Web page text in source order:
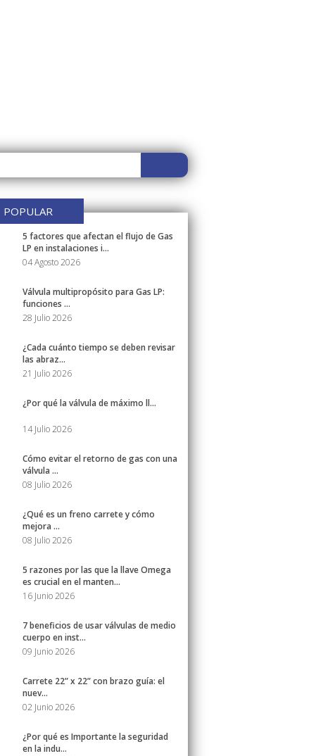
POPULAR
5 factores que afectan el flujo de Gas
LP en instalaciones i...
04 Agosto 2026
Válvula multipropósito para Gas LP:
funciones ...
28 Julio 2026
¿Cada cuánto tiempo se deben revisar
las abraz...
21 Julio 2026
¿Por qué la válvula de máximo ll...
14 Julio 2026
Cómo evitar el retorno de gas con una
válvula ...
08 Julio 2026
¿Qué es un freno carrete y cómo
mejora ...
08 Julio 2026
5 razones por las que la llave Omega
es crucial en el manten...
16 Junio 2026
7 beneficios de usar válvulas de medio
cuerpo en inst...
09 Junio 2026
Carrete 22” x 22” con brazo guía: el
nuev...
02 Junio 2026
¿Por qué es Importante la seguridad
en la indu...